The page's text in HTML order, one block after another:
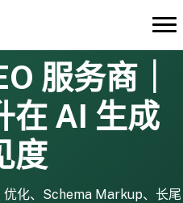
服务商｜
在 AI 生成
度
优化、Schema Markup、长尾